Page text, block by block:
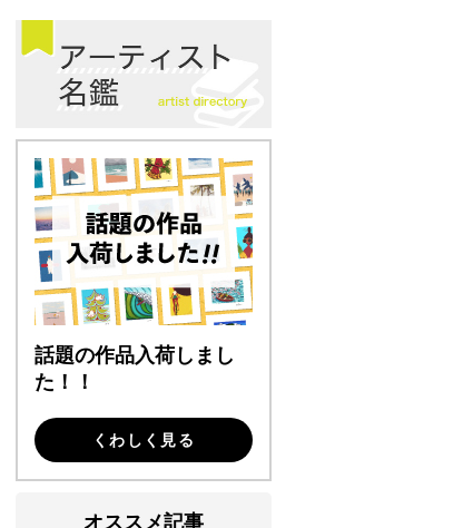
話題の作品入荷しまし
た！！
くわしく見る
オススメ記事